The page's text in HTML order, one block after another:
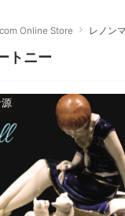
Online Store レノン
トニー